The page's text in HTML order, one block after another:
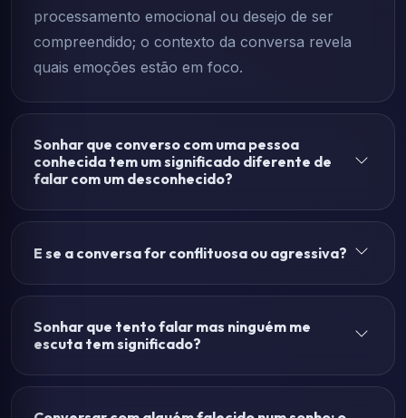
processamento emocional ou desejo de ser
compreendido; o contexto da conversa revela
quais emoções estão em foco.
Sonhar que converso com uma pessoa
conhecida tem um significado diferente de
falar com um desconhecido?
E se a conversa for conflituosa ou agressiva?
Sonhar que tento falar mas ninguém me
escuta tem significado?